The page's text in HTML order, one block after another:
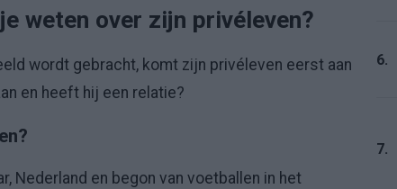
weten over zijn privéleven?
wordt gebracht, komt zijn privéleven eerst aan
en heeft hij een relatie?
Nederland en begon van voetballen in het
6.
7.